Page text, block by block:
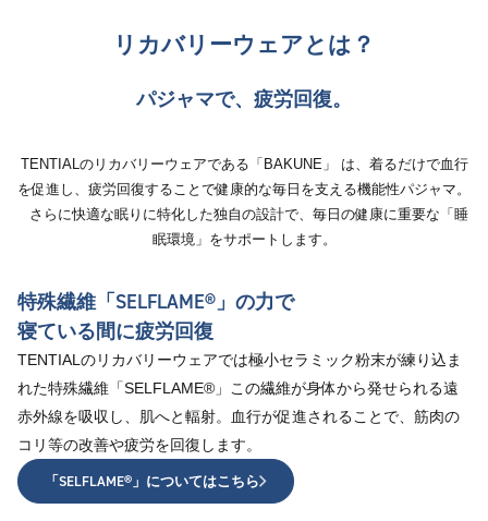
リカバリーウェアとは？
パジャマで、疲労回復。
TENTIALのリカバリーウェアである「BAKUNE」 は、着るだけで血行
を促進し、疲労回復することで健康的な毎日を支える機能性パジャマ。
さらに快適な眠りに特化した独自の設計で、毎日の健康に重要な「睡
眠環境」をサポートします。
特殊繊維「SELFLAME®︎」の力で
寝ている間に疲労回復
TENTIALのリカバリーウェアでは極小セラミック粉末が練り込ま
れた特殊繊維「SELFLAME®︎」この繊維が身体から発せられる遠
赤外線を吸収し、肌へと輻射。血行が促進されることで、筋肉の
コリ等の改善や疲労を回復します。
「SELFLAME®︎」についてはこちら